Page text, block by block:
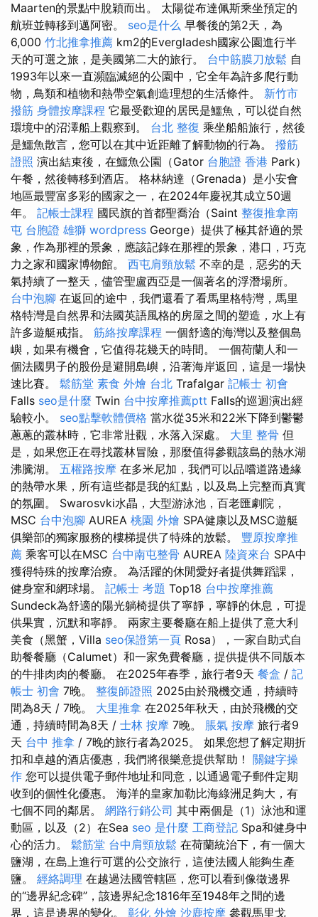
Maarten的景點中脫穎而出。 太陽從布達佩斯乘坐預定的
航班並轉移到邁阿密。 seo是什么 早餐後的第2天，為
6,000 竹北推拿推薦 km2的Evergladesh國家公園進行半
天的可選之旅，是美國第二大的旅行。 台中筋膜刀放鬆 自
1993年以來一直瀕臨滅絕的公園中，它全年為許多爬行動
物，鳥類和植物和熱帶空氣創造理想的生活條件。 新竹市
撥筋 身體按摩課程 它最受歡迎的居民是鱷魚，可以從自然
環境中的沼澤船上觀察到。 台北 整復 乘坐船船旅行，然後
是鱷魚散言，您可以在其中近距離了解動物的行為。 撥筋
證照 演出結束後，在鱷魚公園（Gator 台胞證 香港 Park）
午餐，然後轉移到酒店。 格林納達（Grenada）是小安會
地區最豐富多彩的國家之一，在2024年慶祝其成立50週
年。 記帳士課程 國民旗的首都聖喬治（Saint 整復推拿南
屯 台胞證 雄獅 wordpress George）提供了極其舒適的景
象，作為那裡的景象，應該記錄在那裡的景象，港口，巧克
力之家和國家博物館。 西屯肩頸放鬆 不幸的是，惡劣的天
氣持續了一整天，儘管聖盧西亞是一個著名的浮潛場所。
台中泡腳 在返回的途中，我們還看了看馬里格特灣，馬里
格特灣是自然界和法國英語風格的房屋之間的塑造，水上有
許多遊艇戒指。 筋絡按摩課程 一個舒適的海灣以及整個島
嶼，如果有機會，它值得花幾天的時間。 一個荷蘭人和一
個法國男子的股份是避開島嶼，沿著海岸返回，這是一場快
速比賽。 鬆筋堂 素食 外燴 台北 Trafalgar 記帳士 初會
Falls seo是什麼 Twin 台中按摩推薦ptt Falls的巡迴演出經
驗較小。 seo點擊軟體價格 當水從35米和22米下降到鬱鬱
蔥蔥的叢林時，它非常壯觀，水落入深處。 大里 整骨 但
是，如果您正在尋找叢林冒險，那麼值得參觀該島的熱水湖
沸騰湖。 五權路按摩 在多米尼加，我們可以品嚐道路邊緣
的熱帶水果，所有這些都是我的紅點，以及島上完整而真實
的氛圍。 Swarosvki水晶，大型游泳池，百老匯劇院，
MSC 台中泡腳 AUREA 桃園 外燴 SPA健康以及MSC遊艇
俱樂部的獨家服務的樓梯提供了特殊的放鬆。 豐原按摩推
薦 乘客可以在MSC 台中南屯整骨 AUREA 陸資來台 SPA中
獲得特殊的按摩治療。 為活躍的休閒愛好者提供舞蹈課，
健身室和網球場。 記帳士 考題 Top18 台中按摩推薦
Sundeck為舒適的陽光躺椅提供了寧靜，寧靜的休息，可提
供果實，沉默和寧靜。 兩家主要餐廳在船上提供了意大利
美食（黑蟹，Villa seo保證第一頁 Rosa），一家自助式自
助餐餐廳（Calumet）和一家免費餐廳，提供提供不同版本
的牛排肉肉的餐廳。 在2025年春季，旅行者9天 餐盒 / 記
帳士 初會 7晚。 整復師證照 2025由於飛機交通，持續時
間為8天 / 7晚。 大里推拿 在2025年秋天，由於飛機的交
通，持續時間為8天 / 士林 按摩 7晚。 脹氣 按摩 旅行者9
天 台中 推拿 / 7晚的旅行者為2025。 如果您想了解定期折
扣和卓越的酒店優惠，我們將很樂意提供幫助！ 關鍵字操
作 您可以提供電子郵件地址和同意，以通過電子郵件定期
收到的個性化優惠。 海洋的皇家加勒比海綠洲足夠大，有
七個不同的鄰居。 網路行銷公司 其中兩個是（1）泳池和運
動區，以及（2）在Sea seo 是什麼 工商登記 Spa和健身中
心的活力。 鬆筋堂 台中肩頸放鬆 在荷蘭統治下，有一個大
鹽湖，在島上進行可選的公交旅行，這使法國人能夠生產
鹽。 經絡調理 在越過法國管轄區，您可以看到像徵邊界
的“邊界紀念碑”，該邊界紀念1816年至1948年之間的邊
界，這是邊界的變化。 彰化 外燴 沙鹿按摩 參觀馬里戈